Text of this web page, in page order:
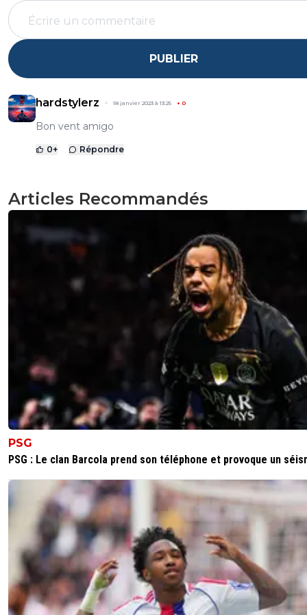
PUBLIER
hardstylerz 18 janvier 2023 à 13:25 + 0
Bon vent amigo
0+ Répondre
Articles Recommandés
PSG
PSG : Le clan Barcola prend son téléphone et provoque un